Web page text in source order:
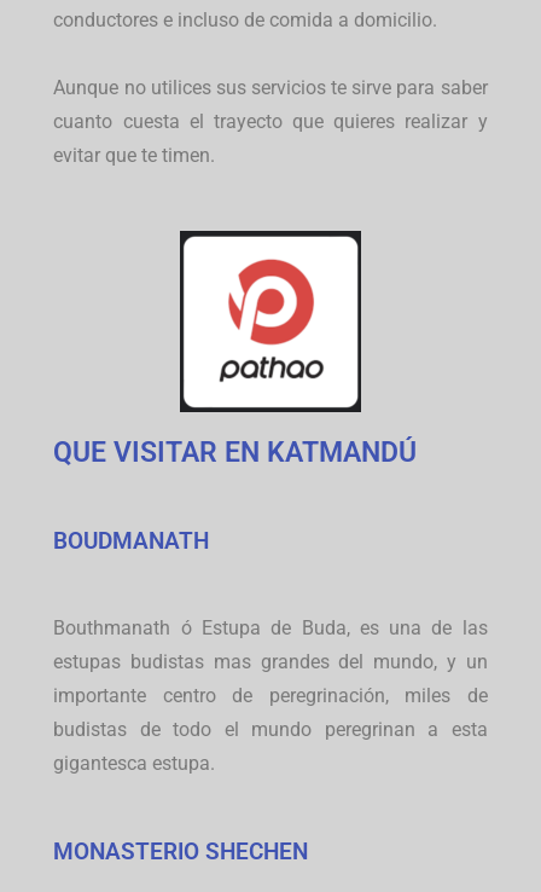
conductores e incluso de comida a domicilio.
Aunque no utilices sus servicios te sirve para saber
cuanto cuesta el trayecto que quieres realizar y
evitar que te timen.
QUE VISITAR EN KATMANDÚ
BOUDMANATH
Bouthmanath ó Estupa de Buda, es una de las
estupas budistas mas grandes del mundo, y un
importante centro de peregrinación, miles de
budistas de todo el mundo peregrinan a esta
gigantesca estupa.
MONASTERIO SHECHEN